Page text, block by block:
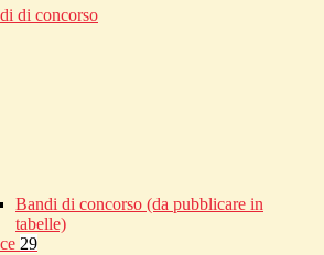
di concorso
Bandi di concorso (da pubblicare in
tabelle)
29